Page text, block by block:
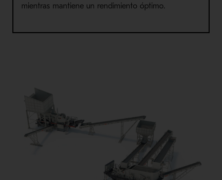
mientras mantiene un rendimiento óptimo.